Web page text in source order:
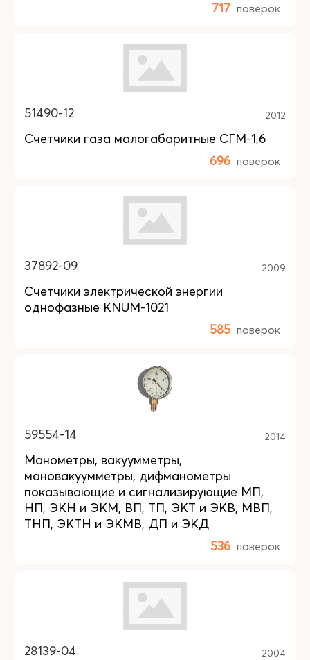
717 поверок
51490-12 2012
Счетчики газа малогабаритные СГМ-1,6
696 поверок
37892-09 2009
Счетчики электрической энергии
однофазные KNUM-1021
585 поверок
59554-14 2014
Манометры, вакуумметры,
мановакуумметры, дифманометры
показывающие и сигнализирующие МП,
НП, ЭКН и ЭКМ, ВП, ТП, ЭКТ и ЭКВ, МВП,
ТНП, ЭКТН и ЭКМВ, ДП и ЭКД
536 поверок
28139-04 2004